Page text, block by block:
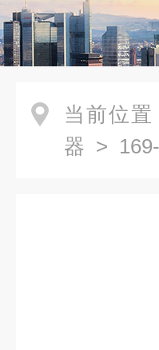
当前位置
器 >